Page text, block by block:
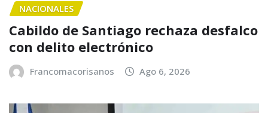
NACIONALES
Cabildo de Santiago rechaza desfalco
con delito electrónico
Francomacorisanos Ago 6, 2026